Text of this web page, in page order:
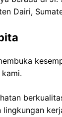
Dairi,